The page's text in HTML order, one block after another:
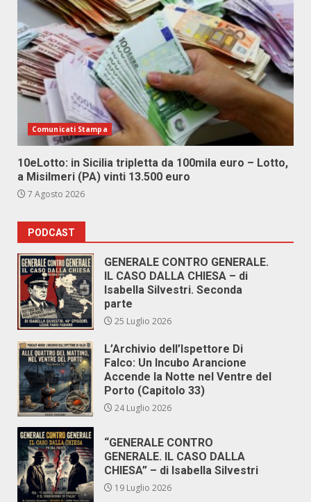
Comunicati Stampa
10eLotto: in Sicilia tripletta da 100mila euro – Lotto,
a Misilmeri (PA) vinti 13.500 euro
7 Agosto 2026
PODCAST
GENERALE CONTRO GENERALE.
IL CASO DALLA CHIESA – di
Isabella Silvestri. Seconda
parte
25 Luglio 2026
L’Archivio dell’Ispettore Di
Falco: Un Incubo Arancione
Accende la Notte nel Ventre del
Porto (Capitolo 33)
24 Luglio 2026
“GENERALE CONTRO
GENERALE. IL CASO DALLA
CHIESA” – di Isabella Silvestri
19 Luglio 2026